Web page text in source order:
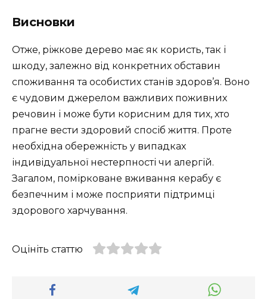
Висновки
Отже, ріжкове дерево має як користь, так і
шкоду, залежно від конкретних обставин
споживання та особистих станів здоров’я. Воно
є чудовим джерелом важливих поживних
речовин і може бути корисним для тих, хто
прагне вести здоровий спосіб життя. Проте
необхідна обережність у випадках
індивідуальної нестерпності чи алергій.
Загалом, помірковане вживання керабу є
безпечним і може посприяти підтримці
здорового харчування.
Оцініть статтю